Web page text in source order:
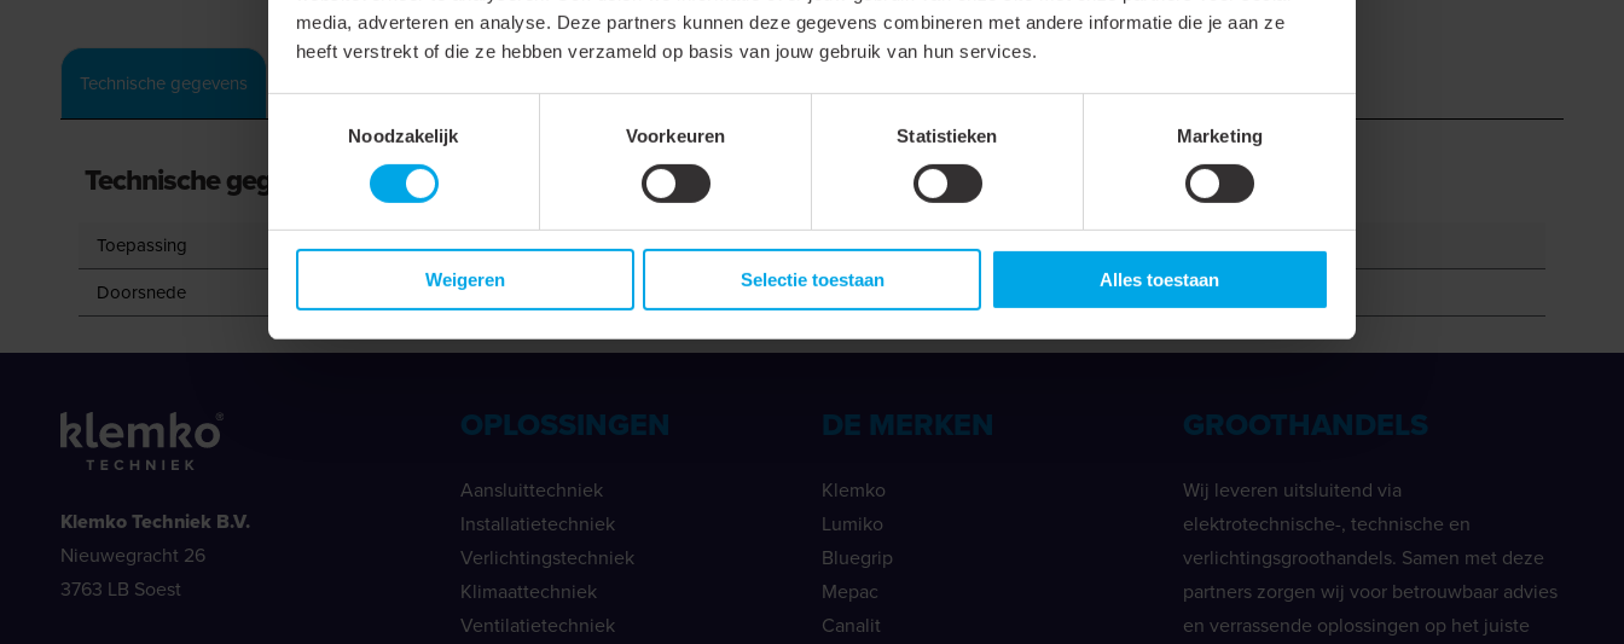
media, adverteren en analyse. Deze partners kunnen deze gegevens combineren met andere informatie die je aan ze
heeft verstrekt of die ze hebben verzameld op basis van jouw gebruik van hun services.
Noodzakelijk
Voorkeuren Statistieken Marketing
Weigeren Selectie toestaan Alles toestaan
Technische gegevens
Technische gegevens
Toepassing
Accessoire
Doorsnede
0.5 - 6 mm²
Klemko Techniek B.V.
Nieuwegracht 26
3763 LB Soest
OPLOSSINGEN
Aansluittechniek
Installatietechniek
Verlichtingstechniek
Klimaattechniek
Ventilatietechniek
DE MERKEN
Klemko
Lumiko
Bluegrip
Mepac
Canalit
GROOTHANDELS
Wij leveren uitsluitend via
elektrotechnische-, technische en
verlichtingsgroothandels. Samen met deze
partners zorgen wij voor betrouwbaar advies
en verrassende oplossingen op het juiste